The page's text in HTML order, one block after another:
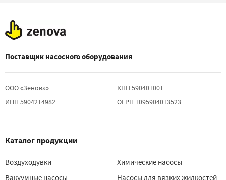
Поставщик насосного оборудования
ООО «Зенова»
ИНН 5904214982
КПП 590401001
ОГРН 1095904013523
Каталог продукции
Воздуходувки
Химические насосы